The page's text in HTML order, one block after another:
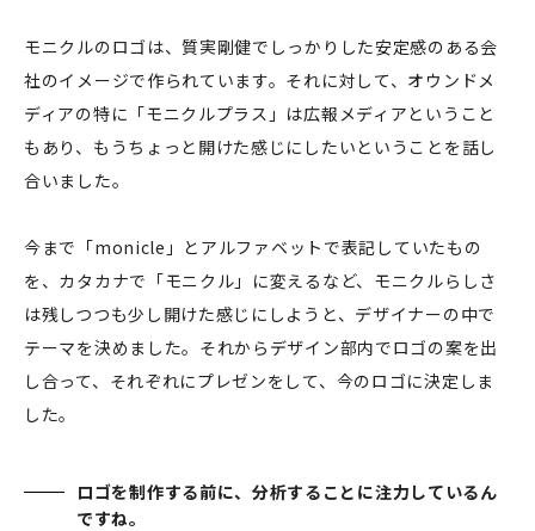
モニクルのロゴは、質実剛健でしっかりした安定感のある会
社のイメージで作られています。それに対して、オウンドメ
ディアの特に「モニクルプラス」は広報メディアということ
もあり、もうちょっと開けた感じにしたいということを話し
合いました。
今まで「monicle」とアルファベットで表記していたもの
を、カタカナで「モニクル」に変えるなど、モニクルらしさ
は残しつつも少し開けた感じにしようと、デザイナーの中で
テーマを決めました。それからデザイン部内でロゴの案を出
し合って、それぞれにプレゼンをして、今のロゴに決定しま
した。
ロゴを制作する前に、分析することに注力しているん
ですね。